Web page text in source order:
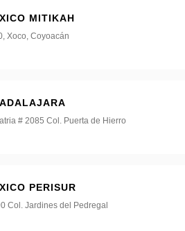
MITIKAH
Xoco, Coyoacán
# 2085 Col. Puerta de Hierro
PERISUR
Col. Jardines del Pedregal